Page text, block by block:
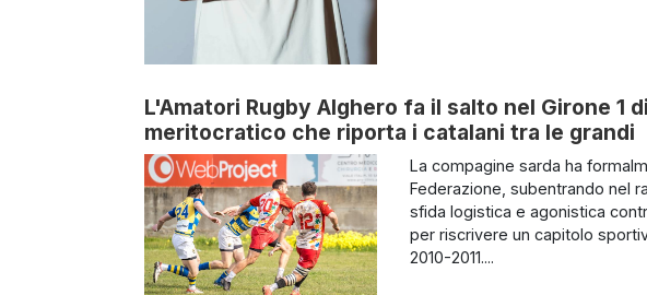
L'Amatori Rugby Alghero fa il salto nel Girone 1
meritocratico che riporta i catalani tra le grandi
La compagine sarda ha
Federazione, subentrando nel
sfida logistica e agonistica
per riscrivere un capitolo
2010-2011....